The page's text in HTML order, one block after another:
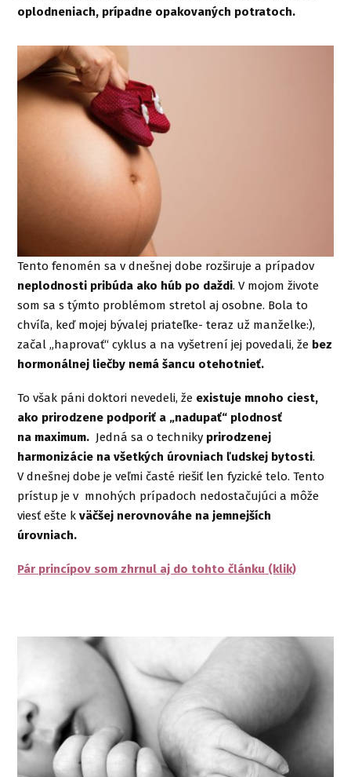
oplodneniach, prípadne opakovaných potratoch.
Tento fenomén sa v dnešnej dobe rozširuje a prípadov
neplodnosti pribúda ako húb po daždi. V mojom živote
som sa s týmto problémom stretol aj osobne. Bola to
chvíľa, keď mojej bývalej priateľke- teraz už manželke:),
začal „haprovať“ cyklus a na vyšetrení jej povedali, že bez
hormonálnej liečby nemá šancu otehotnieť.
To však páni doktori nevedeli, že existuje mnoho ciest,
ako prirodzene podporiť a „nadupať“ plodnosť
na maximum. Jedná sa o techniky prirodzenej
harmonizácie na všetkých úrovniach ľudskej bytosti.
V dnešnej dobe je veľmi časté riešiť len fyzické telo. Tento
prístup je v mnohých prípadoch nedostačujúci a môže
viesť ešte kväčšej nerovnováhe na jemnejších
úrovniach.
Pár princípov som zhrnul aj do tohto článku (klik)